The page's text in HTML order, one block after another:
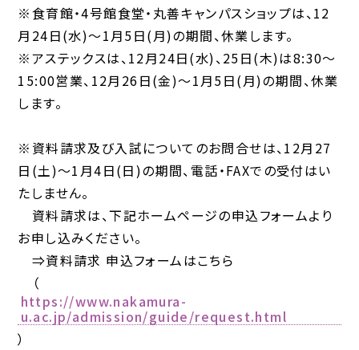
※食育館・4号館食堂・丸善キャンパスショップは、12
月24日(水)～1月5日(月)の期間、休業します。
※アステックスは、12月24日(水)、25日(木)は8:30～
15:00営業、12月26日(金)～1月5日(月)の期間、休業
します。
※資料請求及び入試についてのお問合せは、12月27
日(土)～1月4日(日)の期間、電話・FAXでの受付はい
たしません。
資料請求は、下記ホームページの申込フォームより
お申し込みください。
⇒資料請求 申込フォームはこちら
（
https://www.nakamura-
u.ac.jp/admission/guide/request.html
）